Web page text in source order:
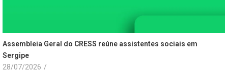
Assembleia Geral do CRESS reúne assistentes sociais em
Sergipe
28/07/2026 /